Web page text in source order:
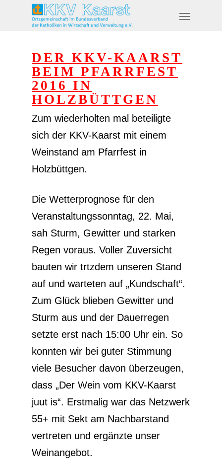
DER KKV-KAARST
BEIM PFARRFEST
2016 IN
HOLZBÜTTGEN
Zum wiederholten mal beteiligte
sich der KKV-Kaarst mit einem
Weinstand am Pfarrfest in
Holzbüttgen.
Die Wetterprognose für den
Veranstaltungssonntag, 22. Mai,
sah Sturm, Gewitter und starken
Regen voraus. Voller Zuversicht
bauten wir trtzdem unseren Stand
auf und warteten auf „Kundschaft“.
Zum Glück blieben Gewitter und
Sturm aus und der Dauerregen
setzte erst nach 15:00 Uhr ein. So
konnten wir bei guter Stimmung
viele Besucher davon überzeugen,
dass „Der Wein vom KKV-Kaarst
juut is“. Erstmalig war das Netzwerk
55+ mit Sekt am Nachbarstand
vertreten und ergänzte unser
Weinangebot.